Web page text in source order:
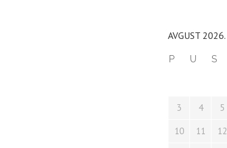
AVGUST 2026.
P U S
3 4 5
10 11 12